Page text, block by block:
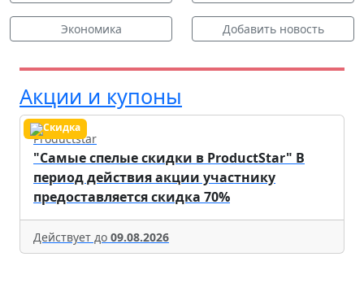
Экономика Добавить новость
Акции и купоны
Productstar
"Самые спелые скидки в ProductStar" В
период действия акции участнику
предоставляется скидка 70%
Действует до 09.08.2026